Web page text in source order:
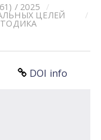
/ 2025
ЦЕЛЕЙ
DOI info